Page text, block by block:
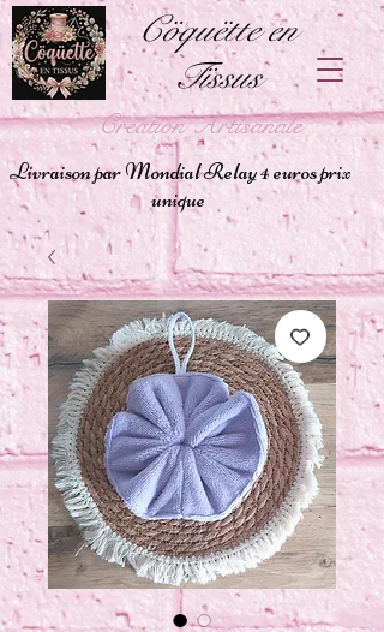
Cöquëtte en
Tïssus
Création Artisanale
Livraison par Mondial Relay 4 euros prix
unique